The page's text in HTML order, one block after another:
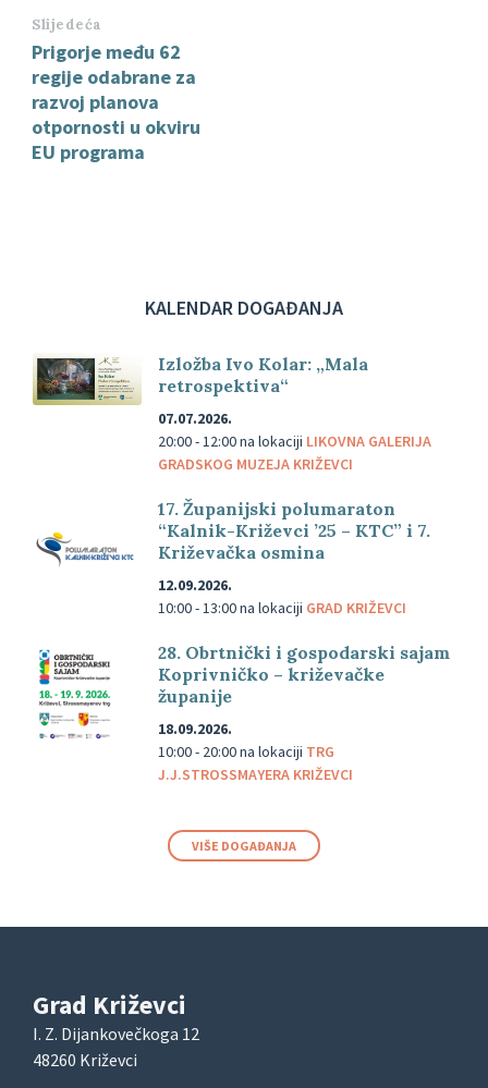
Slijedeća
Prigorje među 62
regije odabrane za
razvoj planova
otpornosti u okviru
EU programa
KALENDAR DOGAĐANJA
Izložba Ivo Kolar: „Mala
retrospektiva“
07.07.2026.
20:00 - 12:00na lokaciji LIKOVNA GALERIJA
GRADSKOG MUZEJA KRIŽEVCI
17. Županijski polumaraton
“Kalnik-Križevci ’25 – KTC” i 7.
Križevačka osmina
12.09.2026.
10:00 - 13:00na lokaciji GRAD KRIŽEVCI
28. Obrtnički i gospodarski sajam
Koprivničko – križevačke
županije
18.09.2026.
10:00 - 20:00na lokaciji TRG
J.J.STROSSMAYERA KRIŽEVCI
VIŠE DOGAĐANJA
Grad Križevci
I. Z. Dijankovečkoga 12
48260 Križevci